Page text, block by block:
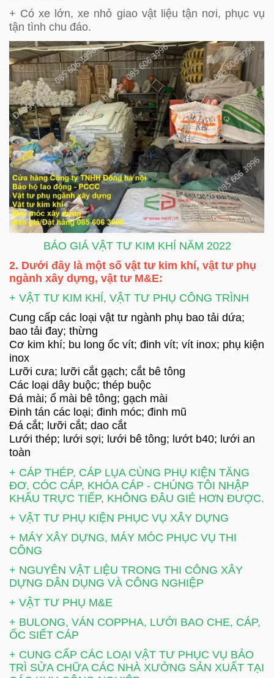
+ Có xe lớn, xe nhỏ giao vật liệu tận nơi, phục vụ
tận tình chu đáo.
BÁO GIÁ VẬT TƯ KIM KHÍ NĂM 2022
2. Dưới đây là một số vật tư kim khí, vật tư phụ
ngành xây dựng, vật tư M&E:
+ VẬT TƯ KIM KHÍ, VẬT TƯ PHỤ CÔNG TRÌNH
Cung cấp các loại vật tư ngành phụ bao tải dứa;
bao tải đay; thừng
Cơ kim khí; bu long ốc vít; đinh vít; vít inox; phụ kiện
inox
Lưỡi cưa; lưỡi cắt gạch; cắt bê tông
Các loại dây buộc; thép buộc
Đá mài; ổ mài bê tông; gạch mài
Đinh tán các loại; đinh móc; đinh mũ
Đá cắt; lưỡi cắt; dao cắt
Lưới thép; lưới sợi; lưới bê tông; lướt b40; lưới an
toàn
+ CÁP THÉP, CÁP LỤA CÙNG PHỤ KIỆN TĂNG
ĐƠ, CÓC CÁP, KHÓA CÁP - CHÚNG TÔI NHẬP
KHẨU TRỰC TIẾP, KHÔNG ĐÂU GIẺ HƠN ĐƯỢC.
+ VẬT TƯ PHỤ KIỆN PHỤC VỤ XÂY DỰNG
+ MÁY XÂY DỰNG, MÁY MÓC PHỤC VỤ THI
CÔNG
+ NGUYÊN VẬT LIỆU TRONG THI CÔNG XÂY
DỰNG DÂN DỤNG VÀ CÔNG NGHIỆP
+ VẬT TƯ PHỤ M&E
+ BULONG, VÁN COPPHA, LƯỚI BAO CHE, CÁP,
ỐC SIẾT CÁP
+ CUNG CẤP CÁC LOẠI VẬT TƯ PHỤC VỤ BẢO
TRÌ SỬA CHỮA CÁC NHÀ XƯỞNG SẢN XUẤT TẠI